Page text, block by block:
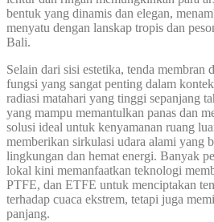
bentuk yang dinamis dan elegan,
menyatu dengan lanskap tropis dan
Bali.
Selain dari sisi estetika, tenda membran
fungsi yang sangat penting dalam
radiasi matahari yang tinggi sepanjang
yang mampu memantulkan panas dan
solusi ideal untuk kenyamanan ruang
memberikan sirkulasi udara alami yang
lingkungan dan hemat energi. Banyak
lokal kini memanfaatkan teknologi
PTFE, dan ETFE untuk menciptakan
terhadap cuaca ekstrem, tetapi juga
panjang.